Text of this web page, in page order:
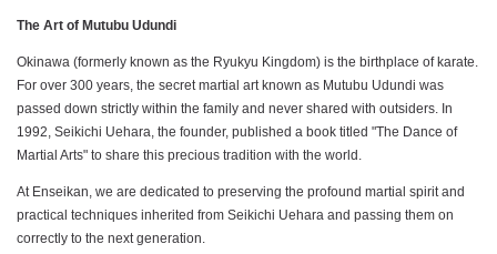
The Art of Mutubu Udundi
Okinawa (formerly known as the Ryukyu Kingdom) is the birthplace of karate.
For over 300 years, the secret martial art known as Mutubu Udundi was
passed down strictly within the family and never shared with outsiders. In
1992, Seikichi Uehara, the founder, published a book titled "The Dance of
Martial Arts" to share this precious tradition with the world.
At Enseikan, we are dedicated to preserving the profound martial spirit and
practical techniques inherited from Seikichi Uehara and passing them on
correctly to the next generation.